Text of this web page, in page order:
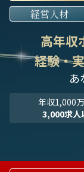
経営人材
高年収
経験・
あ
年収1,000
3,000求人